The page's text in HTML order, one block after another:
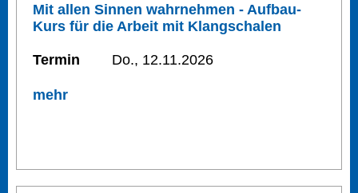
Mit allen Sinnen wahrnehmen - Aufbau-
Kurs für die Arbeit mit Klangschalen
Termin Do., 12.11.2026
mehr